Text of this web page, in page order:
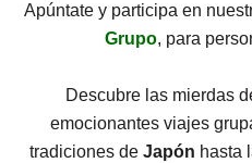
Apúntate y participa en
Grupo, para
Descubre las mierdas
emocionantes viajes
tradiciones de Japón hasta